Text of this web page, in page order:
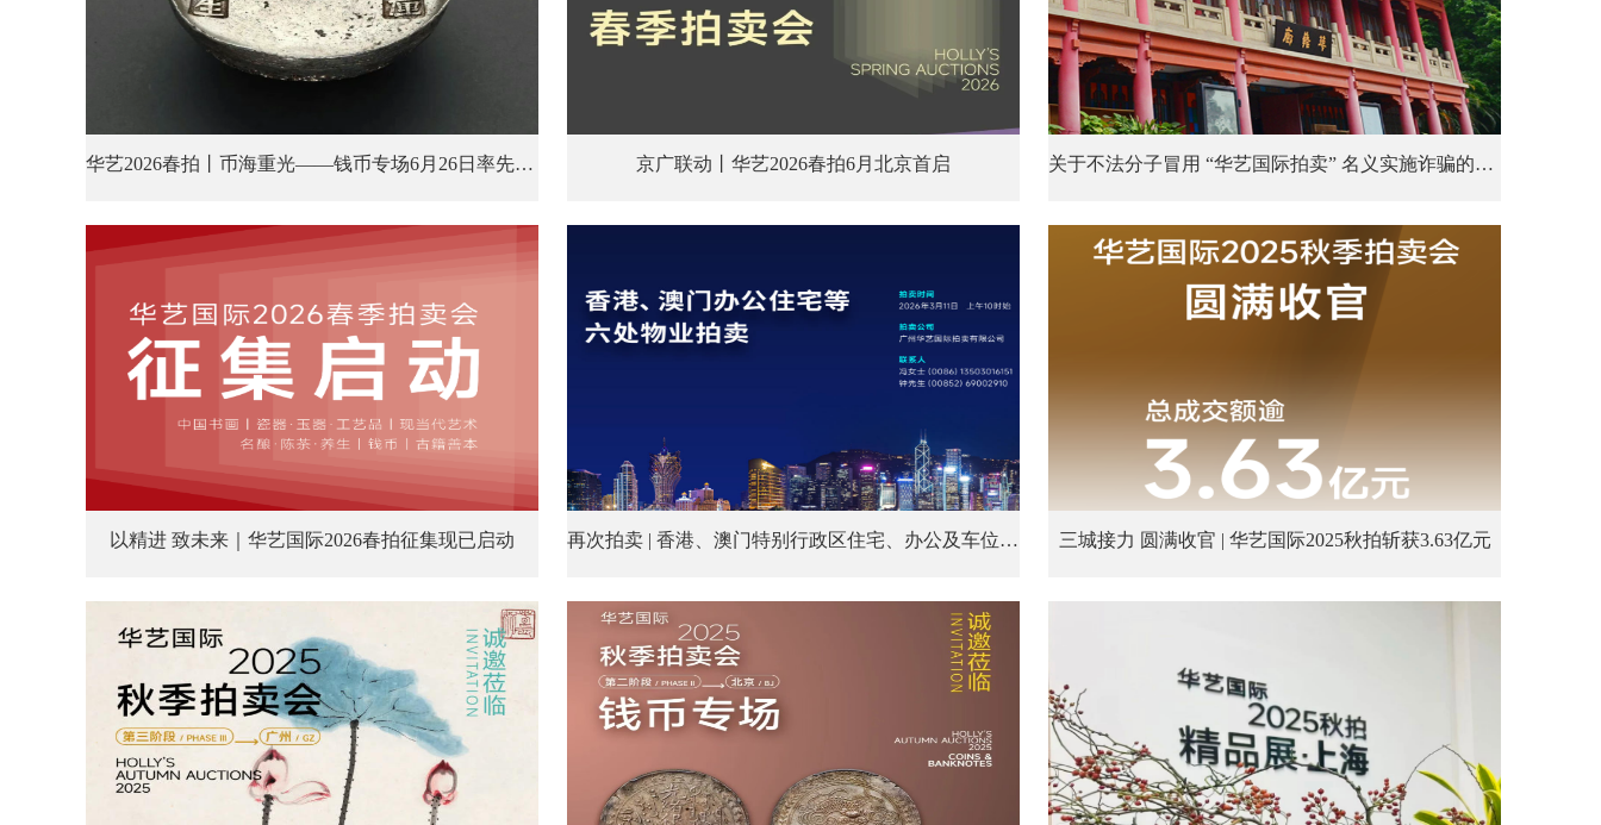
华艺2026春拍丨币海重光——钱币专场6月26日率先登场 京广联动丨华艺2026春拍6月北京首启 关于不法分子冒用 “华艺国际拍卖” 名义实施诈骗的声明
以精进 致未来｜华艺国际2026春拍征集现已启动 再次拍卖 | 香港、澳门特别行政区住宅、办公及车位等六处物业 三城接力 圆满收官 | 华艺国际2025秋拍斩获3.63亿元